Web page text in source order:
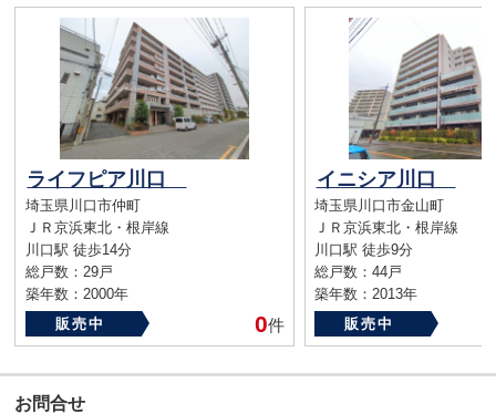
ライフピア川口
埼玉県川口市仲町
ＪＲ京浜東北・根岸線
川口駅 徒歩14分
総戸数：29戸
築年数：2000年
販売中
0件
イニシア川口
埼玉県川口市金山町
ＪＲ京浜東北・根岸線
川口駅 徒歩9分
総戸数：44戸
築年数：2013年
販売中
お問合せ